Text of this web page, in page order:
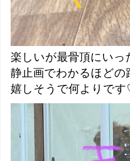
楽しいが最骨頂にい
静止画でわかるほどの
嬉しそうで何よりで